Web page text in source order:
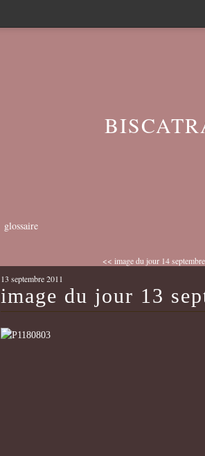
glossaire
<< image du jour 14
13 septembre 2011
image du jour 13